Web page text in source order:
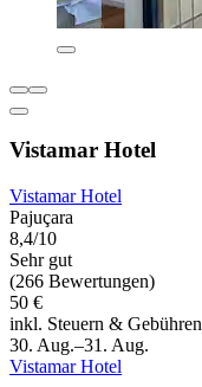
Vistamar Hotel
Vistamar Hotel
Pajuçara
8,4/10
Sehr gut
(266 Bewertungen)
50 €
inkl. Steuern & Gebühren
30. Aug.–31. Aug.
Vistamar Hotel